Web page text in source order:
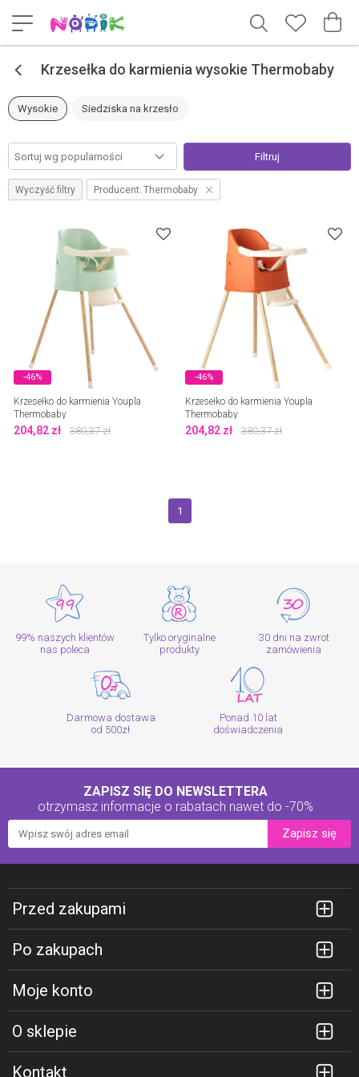
< Krzesełka do karmienia wysokie Thermobaby
Wysokie Siedziska na krzesło
Filtruj
Wyczyść filtry Producent: Thermobaby
-46%
Krzesełko do karmienia Youpla
Thermobaby
204,82 zł 380,37zł
-46%
Krzesełko do karmienia Youpla
Thermobaby
204,82 zł 380,37zł
1
99% naszych klientów
nas poleca
Tylko oryginalne
produkty
30 dni na zwrot
zamówienia
Darmowa dostawa
od 500zł
Ponad 10 lat
doświadczenia
ZAPISZ SIĘ DO NEWSLETTERA
otrzymasz informacje o rabatach nawet do -70%
Zapisz się
Przed zakupami
Po zakupach
Moje konto
O sklepie
Kontakt